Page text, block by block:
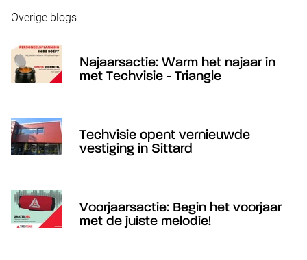
Overige blogs
Najaarsactie: Warm het najaar in
met Techvisie - Triangle
Techvisie opent vernieuwde
vestiging in Sittard
Voorjaarsactie: Begin het voorjaar
met de juiste melodie!